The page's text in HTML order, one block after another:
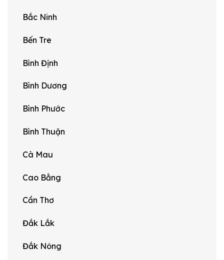
Bắc Ninh
Bến Tre
Bình Định
Bình Dương
Bình Phước
Bình Thuận
Cà Mau
Cao Bằng
Cần Thơ
Đắk Lắk
Đắk Nông